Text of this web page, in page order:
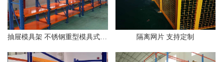
抽屉模具架 不锈钢重型模具式货架 半开全开式模具存储架 隔离网片 支持定制